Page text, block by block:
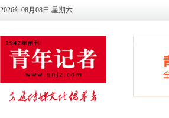
2026年08月08日 星期六